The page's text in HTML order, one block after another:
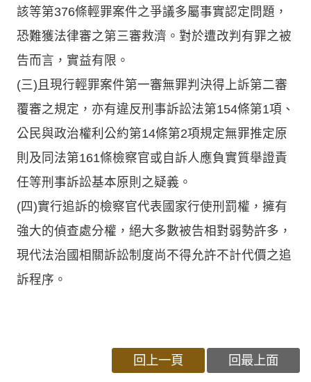
該等第376條輕罪案件之爭議多屬事實認定問題，
恐難獲法律審之第三審救濟。對於遭改判有罪之被
告而言，實益有限。
(三)且現行輕罪案件第一審無罪判決得上訴第二審
覆審之規定，亦有違反刑事訴訟法第154條第1項、
公民與政治權利公約第14條第2項規定無罪推定原
則及同法第161條檢察官或自訴人應負實質舉證責
任等刑事訴訟基本原則之疑義。
(四)實行追訴的檢察官代表國家行使刑罰權，擁有
強大的偵查處分權，絕大多數被告相對弱勢許多，
現代法治國相關訴訟制度尚不得允許不計代價之追
訴程序。
回上一頁 回最上面